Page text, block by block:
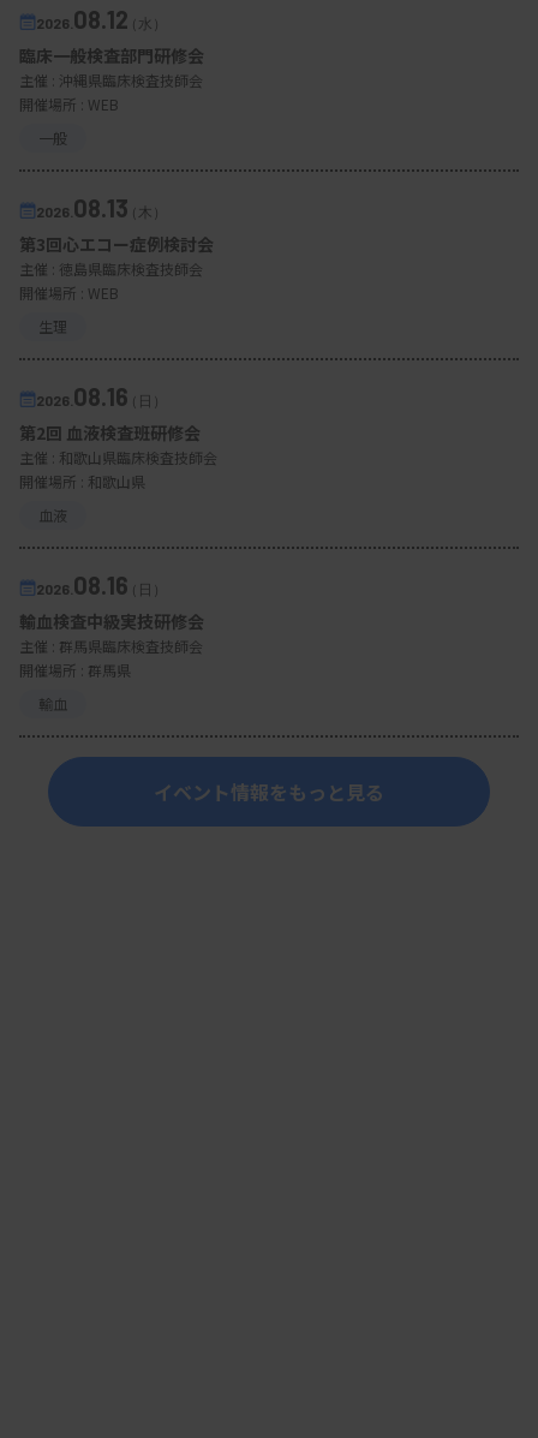
2026. 08.12（水）
臨床一般検査部門研修会
主催 : 沖縄県臨床検査技師会
開催場所 : WEB
一般
2026. 08.13（木）
第3回心エコー症例検討会
主催 : 徳島県臨床検査技師会
開催場所 : WEB
生理
2026. 08.16（日）
第2回 血液検査班研修会
主催 : 和歌山県臨床検査技師会
開催場所 : 和歌山県
血液
2026. 08.16（日）
輸血検査中級実技研修会
主催 : 群馬県臨床検査技師会
開催場所 : 群馬県
輸血
イベント情報をもっと見る